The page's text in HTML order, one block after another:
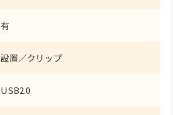
有
設置／クリップ
USB2.0